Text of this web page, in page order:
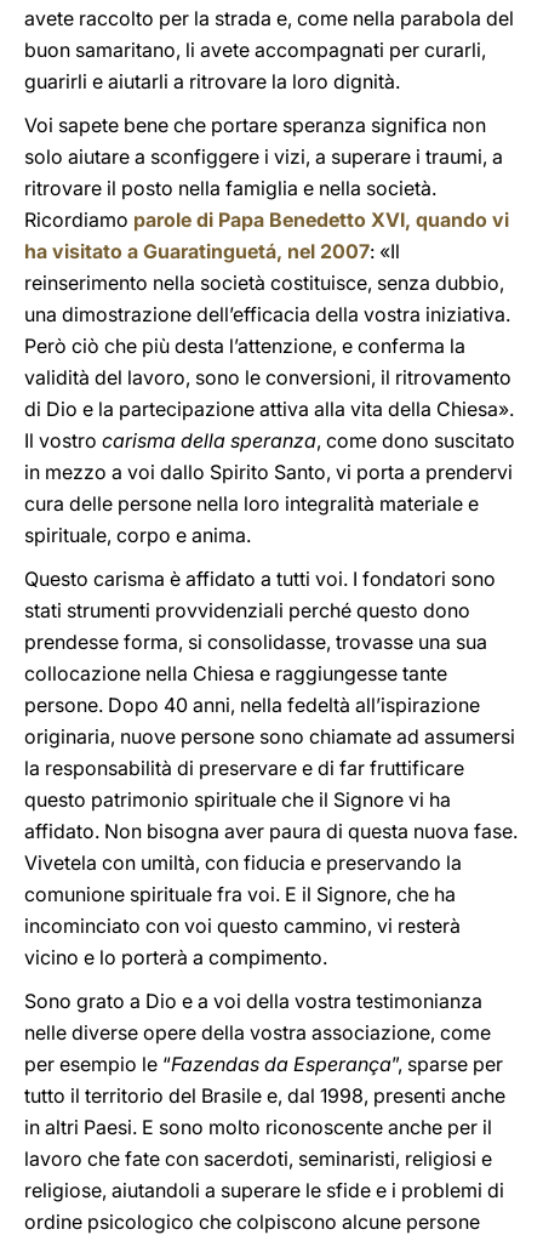
avete raccolto per la strada e, come nella parabola del
buon samaritano, li avete accompagnati per curarli,
guarirli e aiutarli a ritrovare la loro dignità.
Voi sapete bene che portare speranza significa non
solo aiutare a sconfiggere i vizi, a superare i traumi, a
ritrovare il posto nella famiglia e nella società.
Ricordiamo parole di Papa Benedetto XVI, quando vi
ha visitato a Guaratinguetá, nel 2007: «Il
reinserimento nella società costituisce, senza dubbio,
una dimostrazione dell’efficacia della vostra iniziativa.
Però ciò che più desta l’attenzione, e conferma la
validità del lavoro, sono le conversioni, il ritrovamento
di Dio e la partecipazione attiva alla vita della Chiesa».
Il vostro carisma della speranza, come dono suscitato
in mezzo a voi dallo Spirito Santo, vi porta a prendervi
cura delle persone nella loro integralità materiale e
spirituale, corpo e anima.
Questo carisma è affidato a tutti voi. I fondatori sono
stati strumenti provvidenziali perché questo dono
prendesse forma, si consolidasse, trovasse una sua
collocazione nella Chiesa e raggiungesse tante
persone. Dopo 40 anni, nella fedeltà all’ispirazione
originaria, nuove persone sono chiamate ad assumersi
la responsabilità di preservare e di far fruttificare
questo patrimonio spirituale che il Signore vi ha
affidato. Non bisogna aver paura di questa nuova fase.
Vivetela con umiltà, con fiducia e preservando la
comunione spirituale fra voi. E il Signore, che ha
incominciato con voi questo cammino, vi resterà
vicino e lo porterà a compimento.
Sono grato a Dio e a voi della vostra testimonianza
nelle diverse opere della vostra associazione, come
per esempio le “Fazendas da Esperança”, sparse per
tutto il territorio del Brasile e, dal 1998, presenti anche
in altri Paesi. E sono molto riconoscente anche per il
lavoro che fate con sacerdoti, seminaristi, religiosi e
religiose, aiutandoli a superare le sfide e i problemi di
ordine psicologico che colpiscono alcune persone